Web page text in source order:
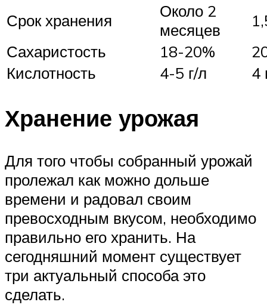
Срок хранения
Около 2
месяцев
Сахаристость
18-20%
Кислотность
4-5 г/л 4
Хранение урожая
Для того чтобы собранный урожай
пролежал как можно дольше
времени и радовал своим
превосходным вкусом, необходимо
правильно его хранить. На
сегодняшний момент существует
три актуальный способа это
сделать.